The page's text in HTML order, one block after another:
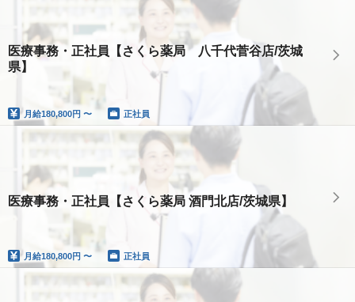
医療事務・正社員【さくら薬局 八千代菅谷店/茨城
県】
月給180,800円 〜 正社員
医療事務・正社員【さくら薬局 酒門北店/茨城県】
月給180,800円 〜 正社員